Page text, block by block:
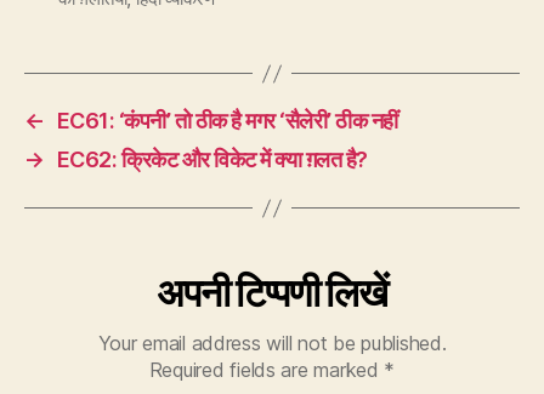
←
EC61: ‘कंपनी’ तो ठीक है मगर ‘सैलेरी’ ठीक नहीं
→
EC62: क्रिकेट और विकेट में क्या ग़लत है?
अपनी टिप्पणी लिखें
Your email address will not be published.
Required fields are marked *